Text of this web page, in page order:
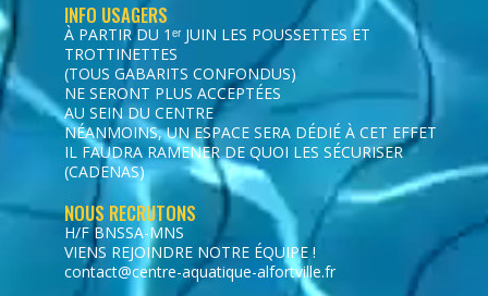
INFO USAGERS
À PARTIR DU 1ᵉʳ JUIN LES POUSSETTES ET
TROTTINETTES
(TOUS GABARITS CONFONDUS)
NE SERONT PLUS ACCEPTÉES
AU SEIN DU CENTRE
NÉANMOINS, UN ESPACE SERA DÉDIÉ À CET EFFET
IL FAUDRA RAMENER DE QUOI LES SÉCURISER
(CADENAS)
NOUS RECRUTONS
H/F BNSSA-MNS
VIENS REJOINDRE NOTRE ÉQUIPE !
contact@centre-aquatique-alfortville.fr